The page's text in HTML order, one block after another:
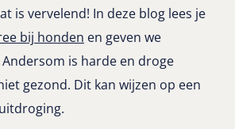
is vervelend! In deze blog lees je
bij honden en geven we
is harde en droge
gezond. Dit kan wijzen op een